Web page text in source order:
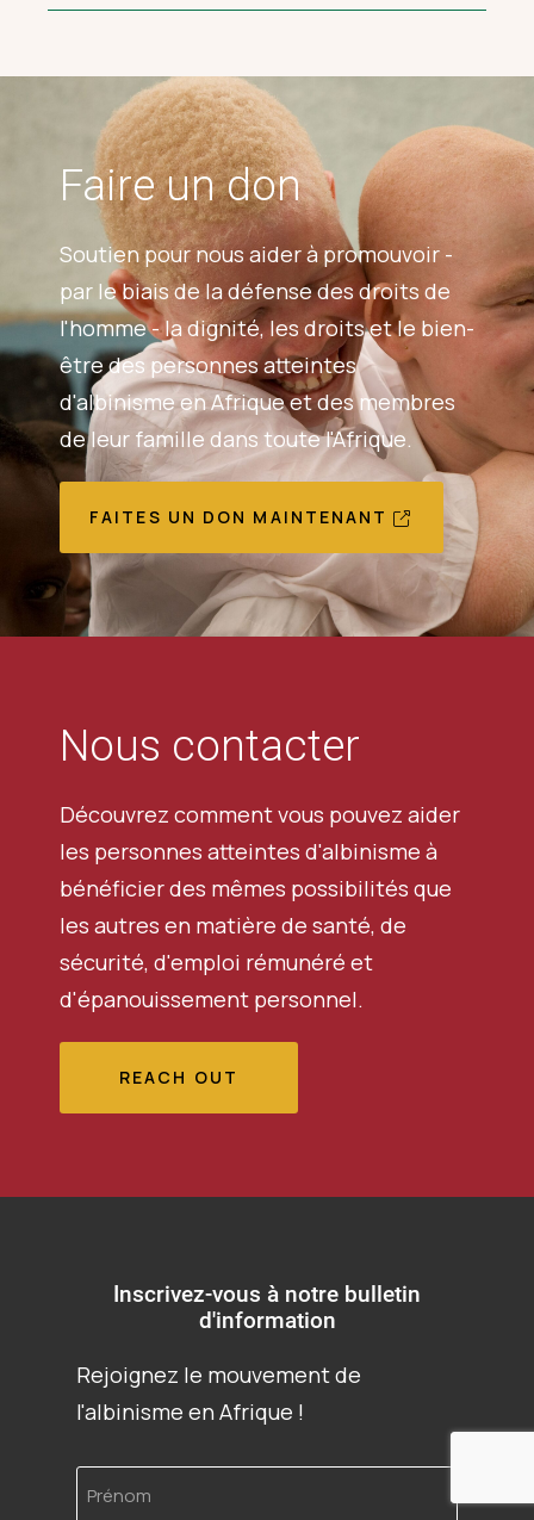
Faire un don
Soutien pour nous aider à promouvoir -
par le biais de la défense des droits de
l'homme - la dignité, les droits et le bien-
être des personnes atteintes
d'albinisme en Afrique et des membres
de leur famille dans toute l'Afrique.
FAITES UN DON MAINTENANT
Nous contacter
Découvrez comment vous pouvez aider
les personnes atteintes d'albinisme à
bénéficier des mêmes possibilités que
les autres en matière de santé, de
sécurité, d'emploi rémunéré et
d'épanouissement personnel.
REACH OUT
Inscrivez-vous à notre bulletin
d'information
Rejoignez le mouvement de
l'albinisme en Afrique !
Prénom